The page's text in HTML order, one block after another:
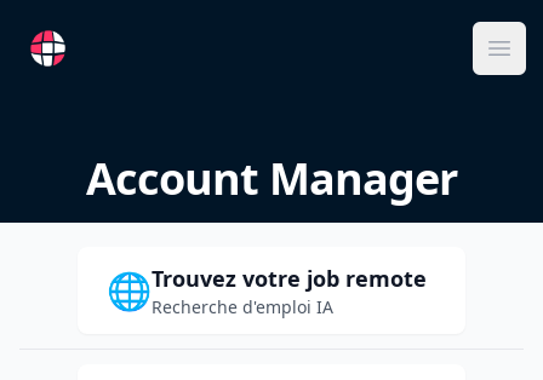
RemoteFR
Account Manager
🌐Trouvez votre job remote
Recherche d'emploi IA